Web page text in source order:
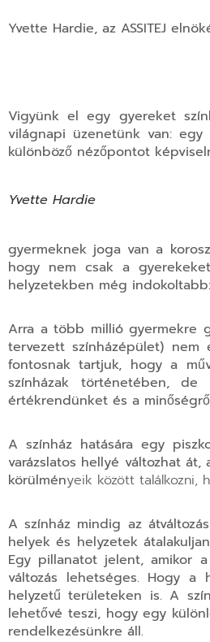
Yvette Hardie, az ASSITEJ
Vigyünk el egy gyereket
világnapi üzenetünk van:
különböző nézőpontot
Yvette Hardie
gyermeknek joga van a
hogy nem csak a
helyzetekben még
Arra a több millió gyermekre
tervezett színházépület)
fontosnak tartjuk, hogy a
színházak történetében,
értékrendünket és a
A színház hatására egy
varázslatos hellyé változhat
körülményeik között találkozni,
A színház mindig az
helyek és helyzetek
Egy pillanatot jelent, amikor
változás lehetséges. Hogy a
helyzetű területeken is. A
lehetővé teszi, hogy egy
rendelkezésünkre áll.